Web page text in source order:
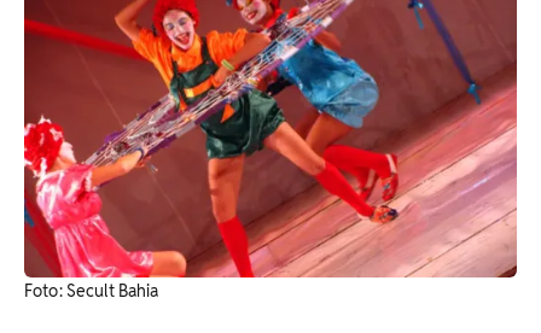
Foto: Secult Bahia